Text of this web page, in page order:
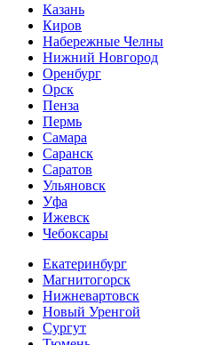
Казань
Киров
Набережные Челны
Нижний Новгород
Оренбург
Орск
Пенза
Пермь
Самара
Саранск
Саратов
Ульяновск
Уфа
Ижевск
Чебоксары
Екатеринбург
Магнитогорск
Нижневартовск
Новый Уренгой
Сургут